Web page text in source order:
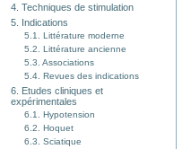
4. Techniques de stimulation
5. Indications
5.1. Littérature moderne
5.2. Littérature ancienne
5.3. Associations
5.4. Revues des indications
6. Etudes cliniques et
expérimentales
6.1. Hypotension
6.2. Hoquet
6.3. Sciatique